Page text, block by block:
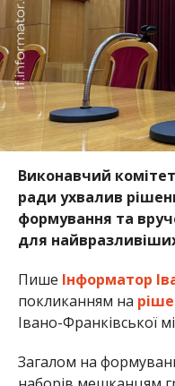
Виконавчий комітет
ради ухвалив
формування та
для
Пише Інформатор
покликанням на
Івано-Франківської
Загалом на